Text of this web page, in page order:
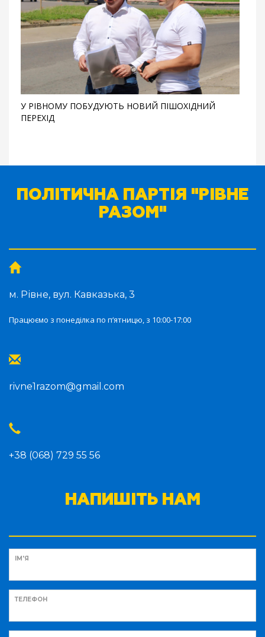
У РІВНОМУ ПОБУДУЮТЬ НОВИЙ ПІШОХІДНИЙ
ПЕРЕХІД
ПОЛІТИЧНА ПАРТІЯ "РІВНЕ
РАЗОМ"
м. Рівне, вул. Кавказька, 3
Працюємо з понеділка по п‘ятницю, з 10:00-17:00
rivne1razom@gmail.com
+38 (068) 729 55 56
НАПИШІТЬ НАМ
ІМ'Я
ТЕЛЕФОН